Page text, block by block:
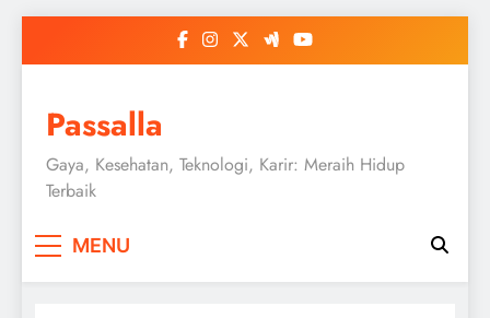
Passalla
Gaya, Kesehatan, Teknologi, Karir: Meraih Hidup
Terbaik
MENU